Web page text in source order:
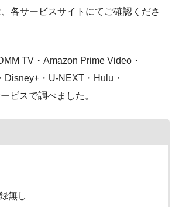
各サービスサイトにてご確認くださ
TV・Amazon Prime Video・
Disney+・U-NEXT・Hulu・
ビスで調べました。
無し